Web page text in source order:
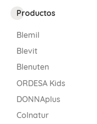
Productos
Blemil
Blevit
Blenuten
ORDESA Kids
DONNAplus
Colnatur